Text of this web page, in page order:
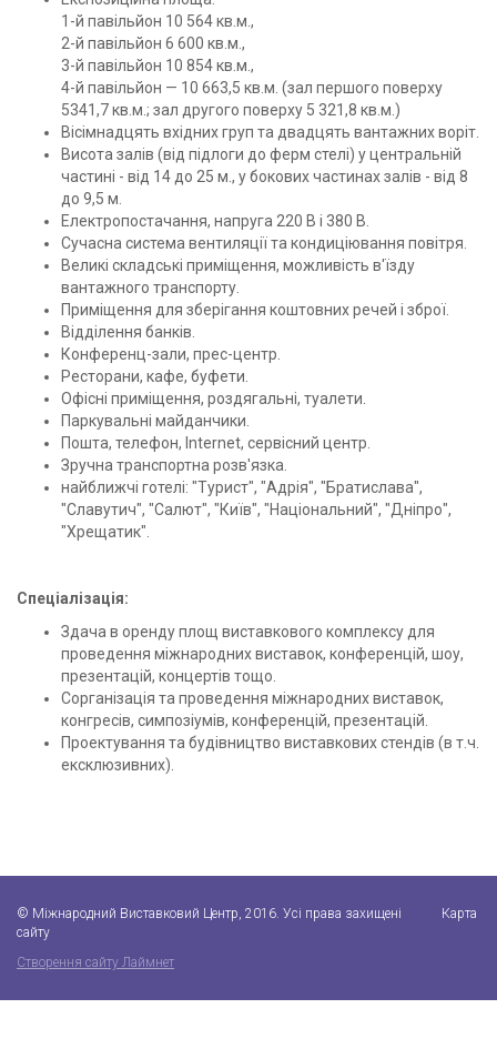
1-й павільйон 10 564 кв.м.,
2-й павільйон 6 600 кв.м.,
3-й павільйон 10 854 кв.м.,
4-й павільйон — 10 663,5 кв.м. (зал першого поверху
5341,7 кв.м.; зал другого поверху 5 321,8 кв.м.)
Вісімнадцять вхідних груп та двадцять вантажних воріт.
Висота залів (від підлоги до ферм стелі) у центральній
частині - від 14 до 25 м., у бокових частинах залів - від 8
до 9,5 м.
Електропостачання, напруга 220 В і 380 В.
Сучасна система вентиляції та кондиціювання повітря.
Великі складські приміщення, можливість в'їзду
вантажного транспорту.
Приміщення для зберігання коштовних речей і зброї.
Відділення банків.
Конференц-зали, прес-центр.
Ресторани, кафе, буфети.
Офісні приміщення, роздягальні, туалети.
Паркувальні майданчики.
Пошта, телефон, Internet, сервісний центр.
Зручна транспортна розв'язка.
найближчі готелі: "Турист", "Адрія", "Братислава",
"Славутич", "Салют", "Київ", "Національний", "Дніпро",
"Хрещатик".
Спеціалізація:
Здача в оренду площ виставкового комплексу для
проведення міжнародних виставок, конференцій, шоу,
презентацій, концертів тощо.
Сорганізація та проведення міжнародних виставок,
конгресів, симпозіумів, конференцій, презентацій.
Проектування та будівництво виставкових стендів (в т.ч.
ексклюзивних).
© Міжнародний Виставковий Центр, 2016. Усі права захищені Карта
сайту
Створення сайту Лаймнет